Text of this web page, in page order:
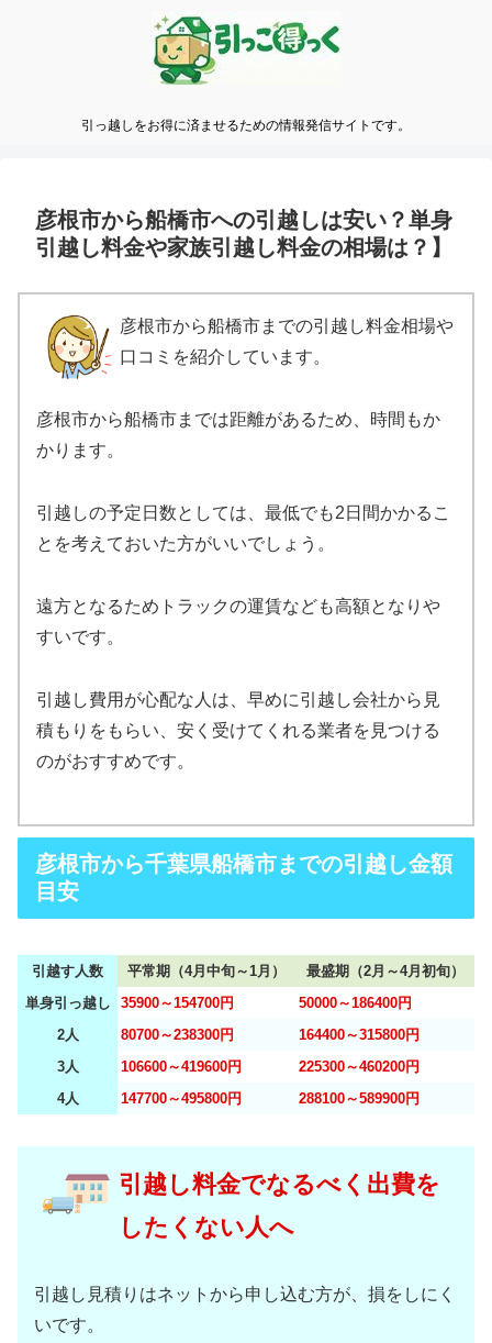
引っ越しをお得に済ませるための情報発信サイトです。
彦根市から船橋市への引越しは安い？単身
引越し料金や家族引越し料金の相場は？】
彦根市から船橋市までの引越し料金相場や
口コミを紹介しています。
彦根市から船橋市までは距離があるため、時間もか
かります。
引越しの予定日数としては、最低でも2日間かかるこ
とを考えておいた方がいいでしょう。
遠方となるためトラックの運賃なども高額となりや
すいです。
引越し費用が心配な人は、早めに引越し会社から見
積もりをもらい、安く受けてくれる業者を見つける
のがおすすめです。
彦根市から千葉県船橋市までの引越し金額
目安
引越す人数 平常期（4月中旬～1月）
最盛期（2月～4月初旬）
単身引っ越し
35900～154700円
50000～186400円
2人
80700～238300円
164400～315800円
3人
106600～419600円
225300～460200円
4人
147700～495800円 288100～589900円
引越し料金でなるべく出費を
したくない人へ
引越し見積りはネットから申し込む方が、損をしにく
いです。